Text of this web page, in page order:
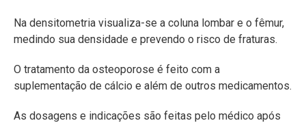
Na densitometria visualiza-se a coluna lombar e o fêmur,
medindo sua densidade e prevendo o risco de fraturas.
O tratamento da osteoporose é feito com a
suplementação de cálcio e além de outros medicamentos.
As dosagens e indicações são feitas pelo médico após